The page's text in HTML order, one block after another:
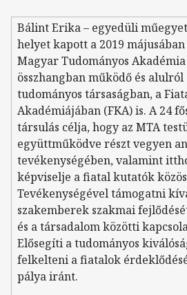
Bálint Erika – egyedüli
helyet kapott a 2019
Magyar Tudományos
összhangban működő és alulról
tudományos társaságban, a
Akadémiájában (FKA) is. A 24
társulás célja, hogy az MTA
együttműködve részt vegyen
tevékenységében, valamint
képviselje a fiatal kutatók
Tevékenységével támogatni
szakemberek szakmai
és a társadalom közötti
Elősegíti a tudományos
felkelteni a fiatalok
pálya iránt.